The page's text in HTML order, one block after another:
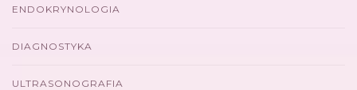
ENDOKRYNOLOGIA
DIAGNOSTYKA
ULTRASONOGRAFIA